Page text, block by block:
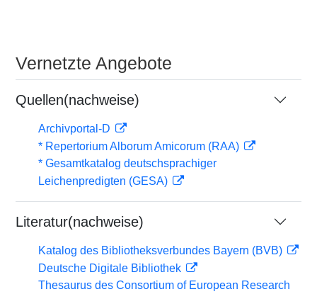
Vernetzte Angebote
Quellen(nachweise)
Archivportal-D
* Repertorium Alborum Amicorum (RAA)
* Gesamtkatalog deutschsprachiger
Leichenpredigten (GESA)
Literatur(nachweise)
Katalog des Bibliotheksverbundes Bayern (BVB)
Deutsche Digitale Bibliothek
Thesaurus des Consortium of European Research